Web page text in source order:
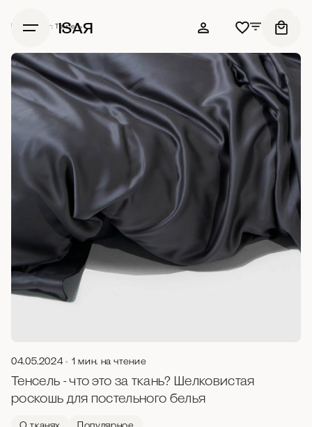
ISAЯ
Главная/ Тег: Тенсель Filters
04.05.2024 1 мин. на чтение
Тенсель - что это за ткань? Шелковистая
роскошь для постельного белья
О тканях Популярное